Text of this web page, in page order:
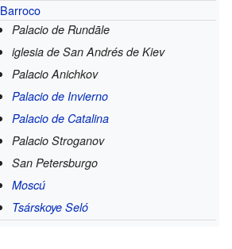
Barroco
Palacio de Rundāle
iglesia de San Andrés de Kiev
Palacio Anichkov
Palacio de Invierno
Palacio de Catalina
Palacio Stroganov
San Petersburgo
Moscú
Tsárskoye Seló